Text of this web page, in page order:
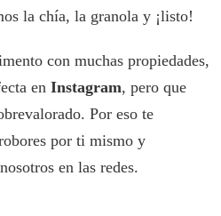
la chía, la granola y ¡listo!
con muchas propiedades,
en Instagram, pero que
Por eso te
por ti mismo y
en las redes.